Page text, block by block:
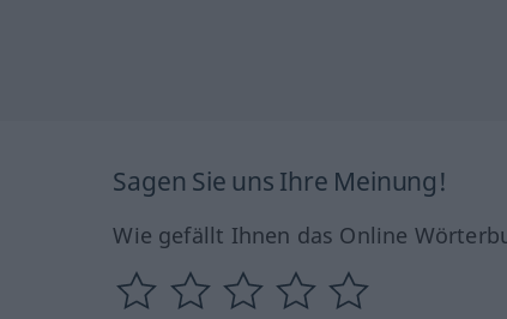
Sagen Sie uns Ihre Meinung!
Wie gefällt Ihnen das Online